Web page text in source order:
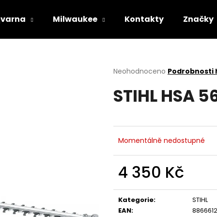
Milwaukee Kontakty Značky
Průměrné
produktu
je
5
Neohodnoceno Podrobnosti
STIHL HSA
Momentálně nedostupné
4 350 Kč
cena:
Kategorie:
STIHL
EAN:
HLEDAT
RM 443 T
HUSQVARNA